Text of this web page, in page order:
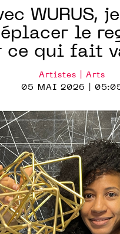
WURUS,
le
ce qui fait
Artistes | Arts
05 MAI 2026 |